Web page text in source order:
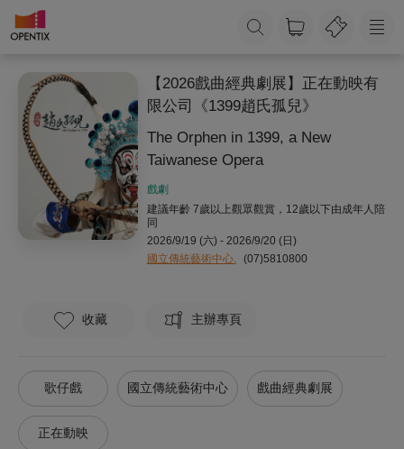
【2026戲曲經典劇展】正在動映有
限公司《1399趙氏孤兒》
The Orphen in 1399, a New
Taiwanese Opera
戲劇
建議年齡 7歲以上觀眾觀賞，12歲以下由成年人陪
同
2026/9/19 (六) - 2026/9/20 (日)
國立傳統藝術中心. (07)5810800
收藏 主辦專頁
歌仔戲 國立傳統藝術中心 戲曲經典劇展
正在動映